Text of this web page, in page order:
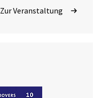
Zur Veranstaltung